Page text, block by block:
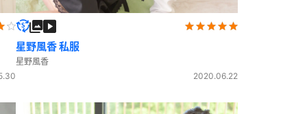
星野風香 私服
星野風香
2020.06.22